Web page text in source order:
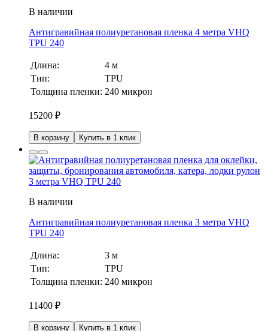
В наличии
Антигравийная полиуретановая пленка 4 метра VHQ
TPU 240
Длина:
4 м
Тип:
TPU
Толщина пленки: 240 микрон
15200 ₽
В корзину Купить в 1 клик
В наличии
Антигравийная полиуретановая пленка 3 метра VHQ
TPU 240
Длина:
3 м
Тип:
TPU
Толщина пленки: 240 микрон
11400 ₽
В корзину Купить в 1 клик